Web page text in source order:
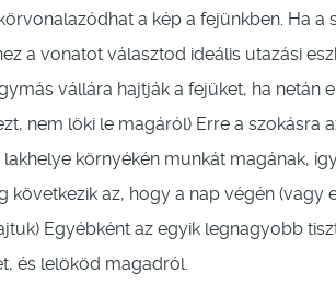
a kép a fejünkben. Ha a
a vonatot választod ideális utazási
vállára hajtják a fejüket, ha netán
nem löki le magáról) Erre a szokásra
lakhelye környékén munkát magának,
következik az, hogy a nap végén
Egyébként az egyik legnagyobb
és lelököd magadról.